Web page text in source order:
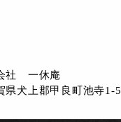
社 一休庵
県犬上郡甲良町池寺1-5